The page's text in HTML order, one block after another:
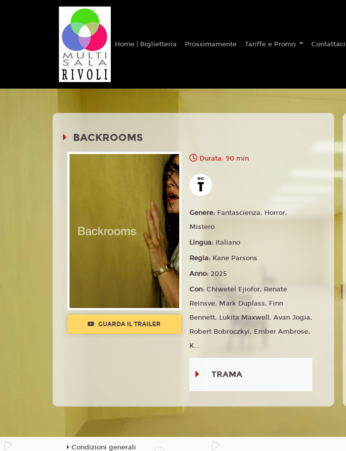
Home | Biglietteria Prossimamente Tariffe e Promo Contattaci
BACKROOMS
GUARDA IL TRAILER
Durata: 90 min
Genere: Fantascienza, Horror,
Mistero
Lingua: Italiano
Regia: Kane Parsons
Anno:2025
Con:Chiwetel Ejiofor, Renate
Reinsve, Mark Duplass, Finn
Bennett, Lukita Maxwell, Avan Jogia,
Robert Bobroczkyi, Ember Ambrose,
K...
TRAMA
Condizioni generali